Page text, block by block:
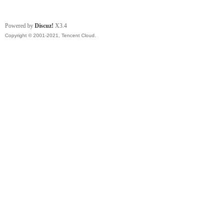
Powered by Discuz! X3.4
Copyright © 2001-2021, Tencent Cloud.